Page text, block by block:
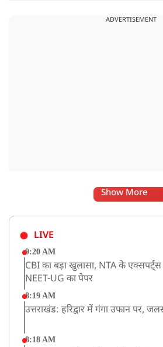
ADVERTISEMENT
Show More
LIVE
9:20 AM
CBI का बड़ा खुलासा, NTA के एक्सपर्ट्स
NEET-UG का पेपर
8:19 AM
उत्तराखंड: हरिद्वार में गंगा उफान पर,
8:18 AM